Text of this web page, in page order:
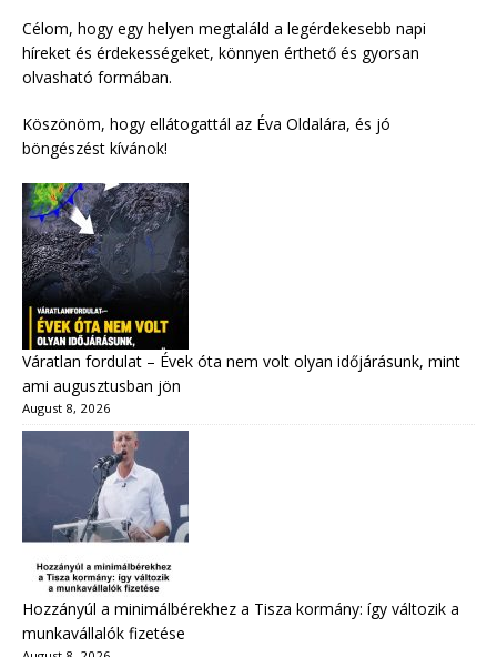
Célom, hogy egy helyen megtaláld a legérdekesebb napi
híreket és érdekességeket, könnyen érthető és gyorsan
olvasható formában.
Köszönöm, hogy ellátogattál az Éva Oldalára, és jó
böngészést kívánok!
Váratlan fordulat – Évek óta nem volt olyan időjárásunk, mint
ami augusztusban jön
August 8, 2026
Hozzányúl a minimálbérekhez a Tisza kormány: így változik a
munkavállalók fizetése